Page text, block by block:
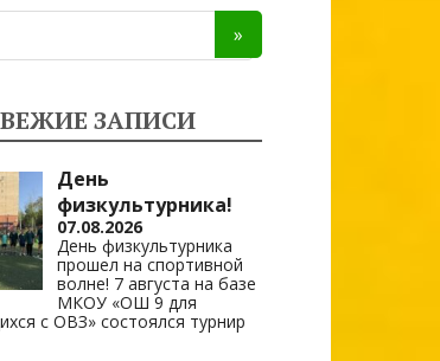
ЗАПИСИ
День
физкультурника!
07.08.2026
День физкультурника
прошел на спортивной
волне! 7 августа на базе
МКОУ «ОШ 9 для
с ОВЗ» состоялся турнир